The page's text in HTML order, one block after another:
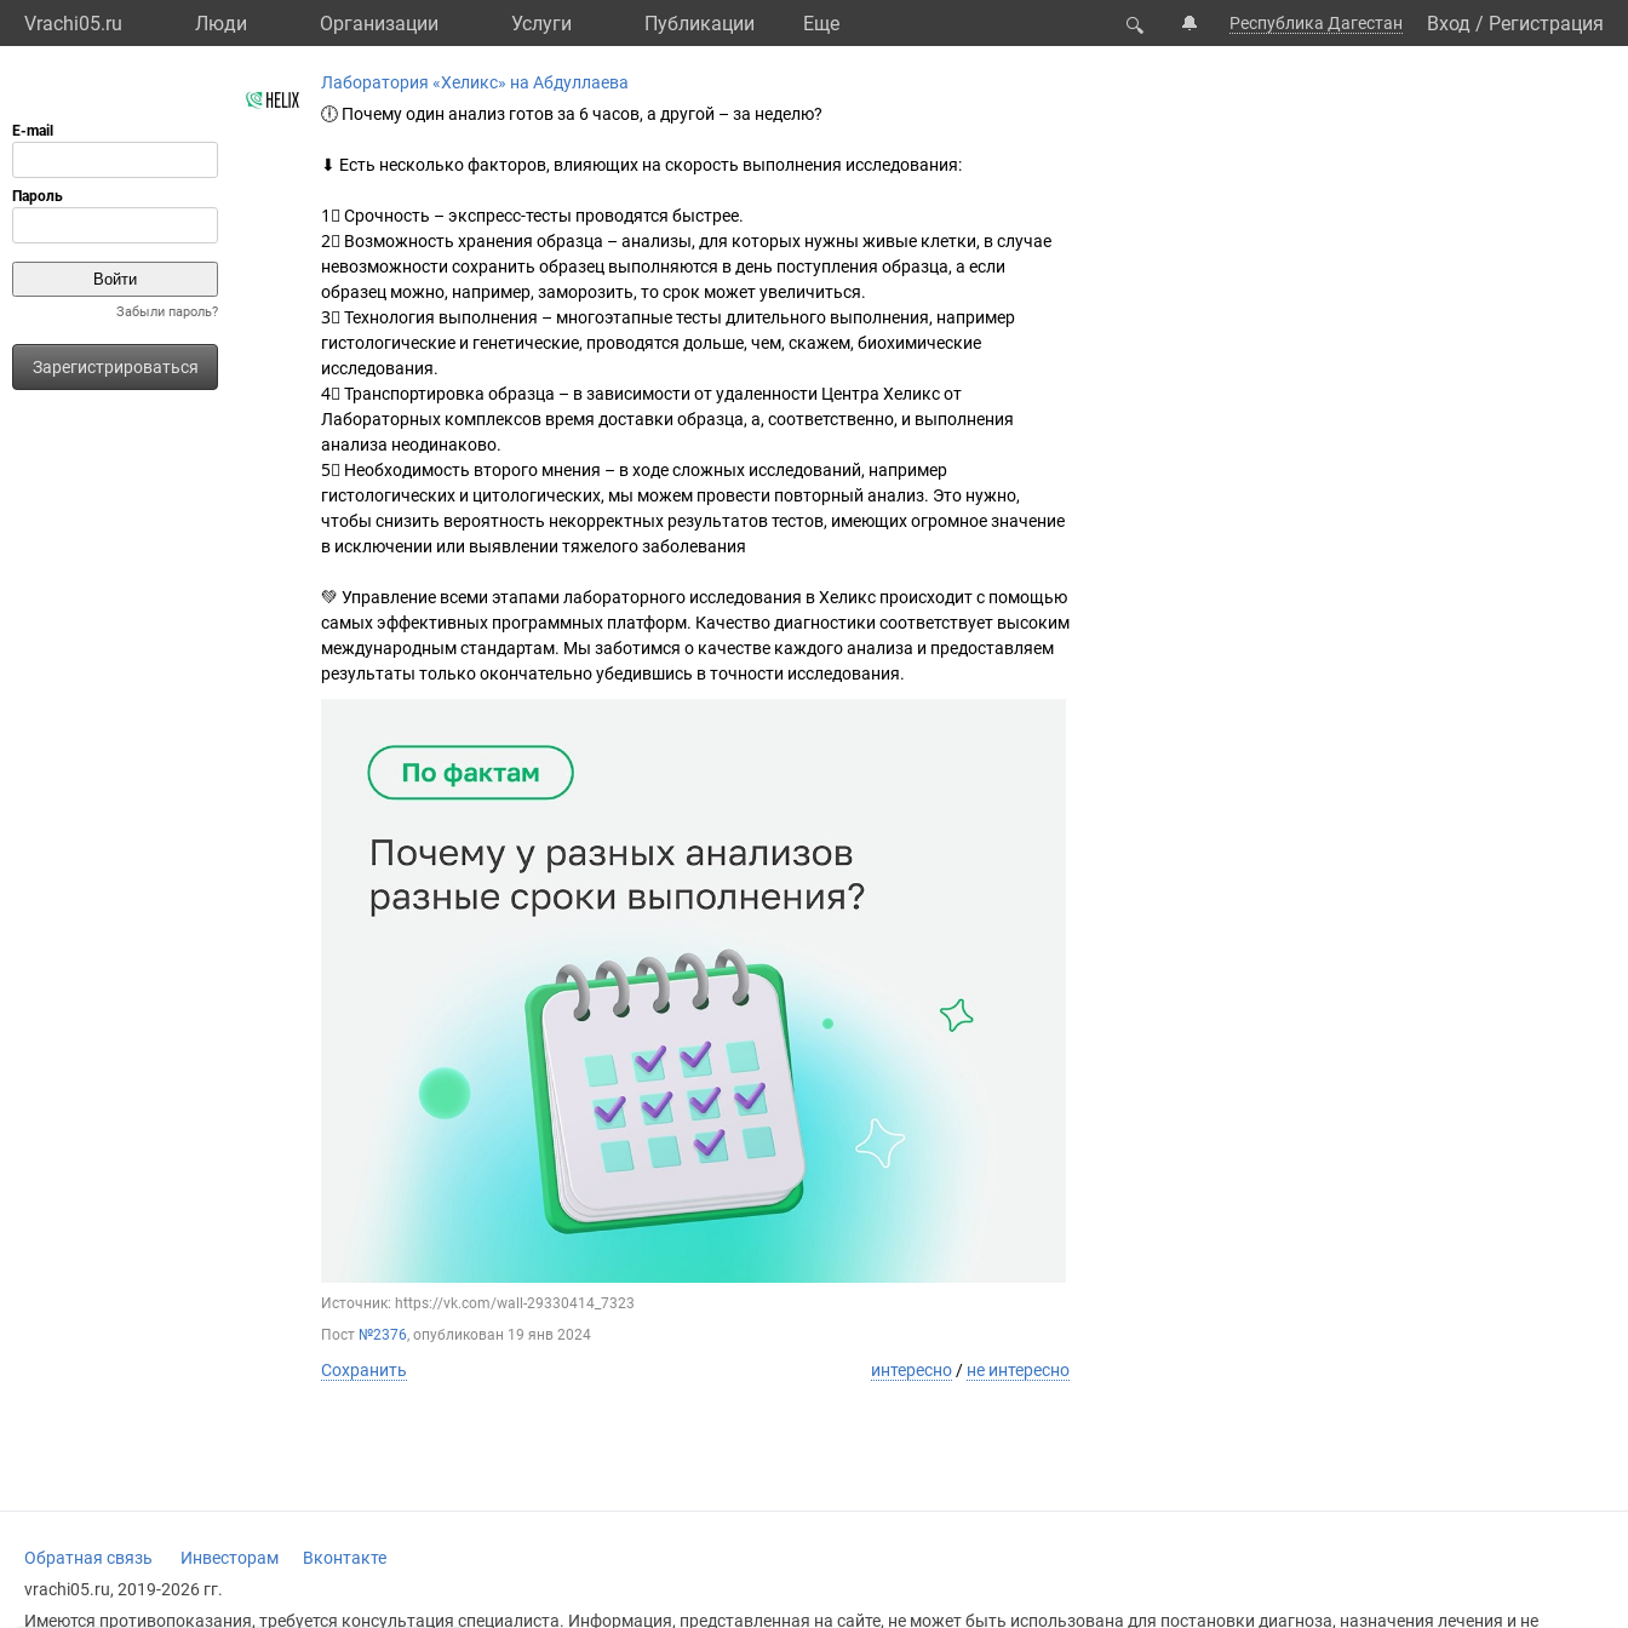
Vrachi05.ru Люди Организации Услуги Публикации Eще 🔍 🔔 Республика Дагестан Вход / Регистрация
Забыли пароль?
Зарегистрироваться
Лаборатория «Хеликс» на Абдуллаева
🕕 Почему один анализ готов за 6 часов, а другой – за неделю?
⬇ Есть несколько факторов, влияющих на скорость выполнения исследования:
1⃣ Срочность – экспресс-тесты проводятся быстрее.
2⃣ Возможность хранения образца – анализы, для которых нужны живые клетки, в случае
невозможности сохранить образец выполняются в день поступления образца, а если
образец можно, например, заморозить, то срок может увеличиться.
3⃣ Технология выполнения – многоэтапные тесты длительного выполнения, например
гистологические и генетические, проводятся дольше, чем, скажем, биохимические
исследования.
4⃣ Транспортировка образца – в зависимости от удаленности Центра Хеликс от
Лабораторных комплексов время доставки образца, а, соответственно, и выполнения
анализа неодинаково.
5⃣ Необходимость второго мнения – в ходе сложных исследований, например
гистологических и цитологических, мы можем провести повторный анализ. Это нужно,
чтобы снизить вероятность некорректных результатов тестов, имеющих огромное значение
в исключении или выявлении тяжелого заболевания
💚 Управление всеми этапами лабораторного исследования в Хеликс происходит с помощью
самых эффективных программных платформ. Качество диагностики соответствует высоким
международным стандартам. Мы заботимся о качестве каждого анализа и предоставляем
результаты только окончательно убедившись в точности исследования.
Источник: https://vk.com/wall-29330414_7323
Пост №2376, опубликован 19 янв 2024
Сохранить интересно/ не интересно
Обратная связь Инвесторам
Вконтакте
vrachi05.ru, 2019-2026 гг.
Имеются противопоказания, требуется консультация специалиста. Информация, представленная на сайте, не может быть использована для постановки диагноза, назначения лечения и не